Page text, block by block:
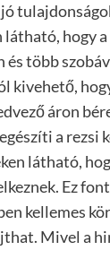
hogy
és több
kivehető,
áron
a rezsi
látható,
Ez
kellemes
Mivel a